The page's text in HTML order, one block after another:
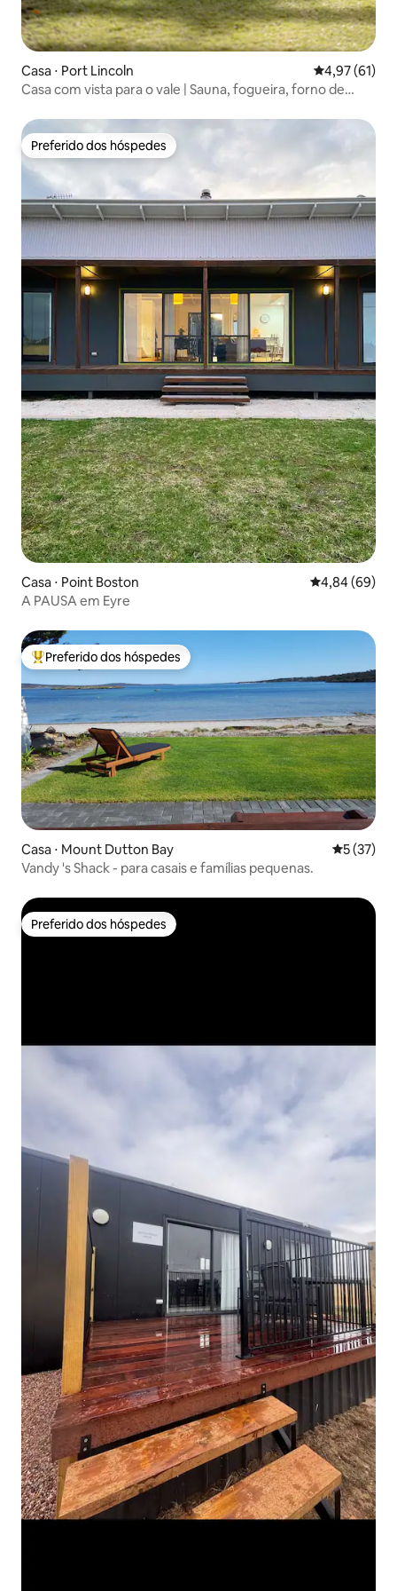
Casa ⋅ Port Lincoln 4,97 de uma
4,97 (61)
Casa com vista para o vale | Sauna, fogueira, forno de
Preferido dos hóspedes
Preferido dos hóspedes
Casa ⋅ Point Boston 4,84 de uma
4,84 (69)
A PAUSA em Eyre
Entre os melhores preferidos dos hóspedes
Preferido dos hóspedes
Casa ⋅ Mount Dutton Bay 5 de uma
5 (37)
Vandy 's Shack - para casais e famílias pequenas.
Preferido dos hóspedes
Preferido dos hóspedes